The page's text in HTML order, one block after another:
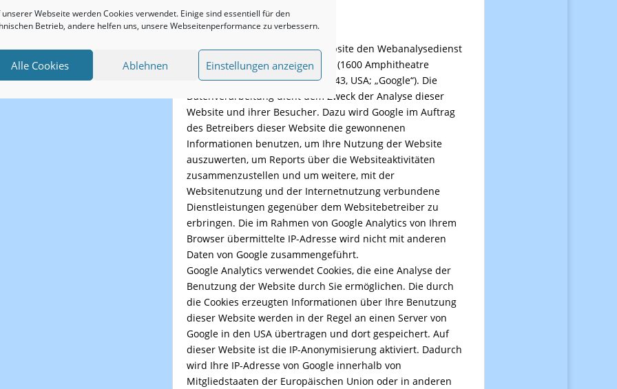
unserer Webseite werden Cookies verwendet. Einige sind essentiell für den
Betrieb, andere helfen uns, unsere Webseitenperformance zu verbessern.
Alle Cookies Ablehnen Einstellungen anzeigen
sfri11471/mac
Nutzung von Google Analytics
Wir verwenden auf unserer Website den Webanalysedienst
Google Analytics der Google Inc. (1600 Amphitheatre
Parkway, Mountain View, CA 94043, USA; „Google“). Die
Datenverarbeitung dient dem Zweck der Analyse dieser
Website und ihrer Besucher. Dazu wird Google im Auftrag
des Betreibers dieser Website die gewonnenen
Informationen benutzen, um Ihre Nutzung der Website
auszuwerten, um Reports über die Websiteaktivitäten
zusammenzustellen und um weitere, mit der
Websitenutzung und der Internetnutzung verbundene
Dienstleistungen gegenüber dem Websitebetreiber zu
erbringen. Die im Rahmen von Google Analytics von Ihrem
Browser übermittelte IP-Adresse wird nicht mit anderen
Daten von Google zusammengeführt.
Google Analytics verwendet Cookies, die eine Analyse der
Benutzung der Website durch Sie ermöglichen. Die durch
die Cookies erzeugten Informationen über Ihre Benutzung
dieser Website werden in der Regel an einen Server von
Google in den USA übertragen und dort gespeichert. Auf
dieser Website ist die IP-Anonymisierung aktiviert. Dadurch
wird Ihre IP-Adresse von Google innerhalb von
Mitgliedstaaten der Europäischen Union oder in anderen